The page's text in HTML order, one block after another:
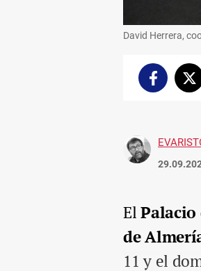
David Herrera,
Facebook
ElPalacio
de
11 y el